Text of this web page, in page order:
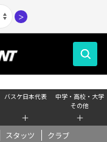
＞
バスケ日本代表
＋
中学・高校・大学
その他
＋
スタッツ クラブ